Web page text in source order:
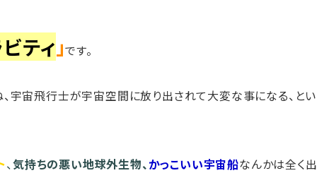
ティ 」です。
宇宙飛行士が宇宙空間に放り出されて大変な事になる、と
、気持ちの悪い地球外生物、 かっこいい宇宙船なんかは全く